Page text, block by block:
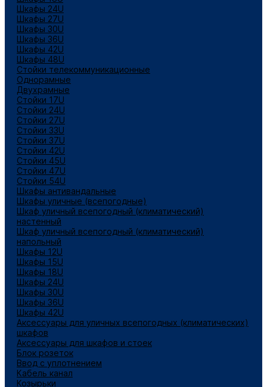
Шкафы 24U
Шкафы 27U
Шкафы 30U
Шкафы 36U
Шкафы 42U
Шкафы 48U
Стойки телекоммуникационные
Однорамные
Двухрамные
Стойки 17U
Стойки 24U
Стойки 27U
Стойки 33U
Стойки 37U
Стойки 42U
Стойки 45U
Стойки 47U
Стойки 54U
Шкафы антивандальные
Шкафы уличные (всепогодные)
Шкаф уличный всепогодный (климатический)
настенный
Шкаф уличный всепогодный (климатический)
напольный
Шкафы 12U
Шкафы 15U
Шкафы 18U
Шкафы 24U
Шкафы 30U
Шкафы 36U
Шкафы 42U
Аксессуары для уличных всепогодных (климатических)
шкафов
Аксессуары для шкафов и стоек
Блок розеток
Ввод с уплотнением
Кабель канал
Козырьки